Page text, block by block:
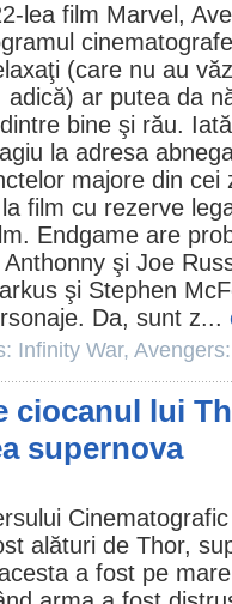
lea film Marvel,
(care nu au
adică) ar putea da
bine şi rău.
la adresa
majore din
film cu rezerve
Endgame are
şi Joe
şi Stephen
Da, sunt z...
Infinity War,
ciocanul lui
supernova
alături de Thor,
a fost pe